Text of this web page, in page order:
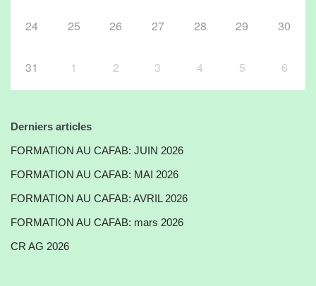
24 25 26 27 28 29 30
31 1 2 3 4 5 6
Derniers articles
FORMATION AU CAFAB: JUIN 2026
FORMATION AU CAFAB: MAI 2026
FORMATION AU CAFAB: AVRIL 2026
FORMATION AU CAFAB: mars 2026
CR AG 2026